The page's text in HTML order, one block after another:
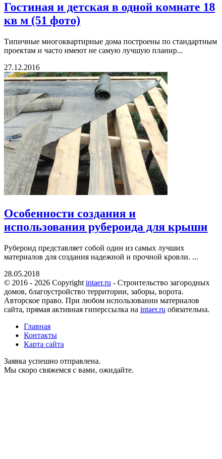
Гостиная и детская в одной комнате 18
кв м (51 фото)
Типичные многоквартирные дома построены по стандартным
проектам и часто имеют не самую лучшую планир...
27.12.2016
Особенности создания и
использования рубероида для крыши
Рубероид представляет собой один из самых лучших
материалов для создания надежной и прочной кровли. ...
28.05.2018
© 2016 - 2026 Copyright intaer.ru - Cтроительство загородных
домов, благоустройство территории, заборы, ворота.
Авторское право. При любом использовании материалов
сайта, прямая активная гиперссылка на intaer.ru обязательна.
Главная
Контакты
Карта сайта
Заявка успешно отправлена.
Мы скоро свяжемся с вами, ожидайте.